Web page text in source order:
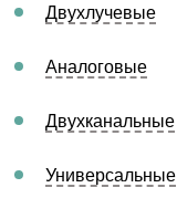
Двухлучевые
Аналоговые
Двухканальные
Универсальные